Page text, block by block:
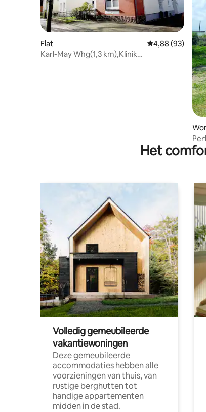
Flat Gemiddelde
4,88 (93)
Karl-May Whg(1,3 km),Klinik
Het
Volledig gemeubileerde
vakantiewoningen
Deze gemeubileerde
accommodaties hebben alle
voorzieningen van thuis, van
rustige berghutten tot
handige appartementen
midden in de stad.